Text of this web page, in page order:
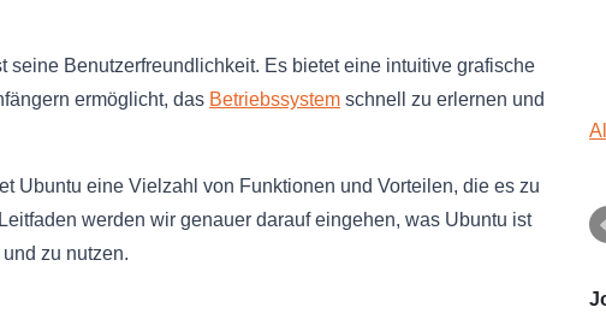
seine Benutzerfreundlichkeit. Es bietet eine intuitive grafische
ermöglicht, das Betriebssystem schnell zu erlernen und
Ubuntu eine Vielzahl von Funktionen und Vorteilen, die es zu
werden wir genauer darauf eingehen, was Ubuntu ist
zu nutzen.